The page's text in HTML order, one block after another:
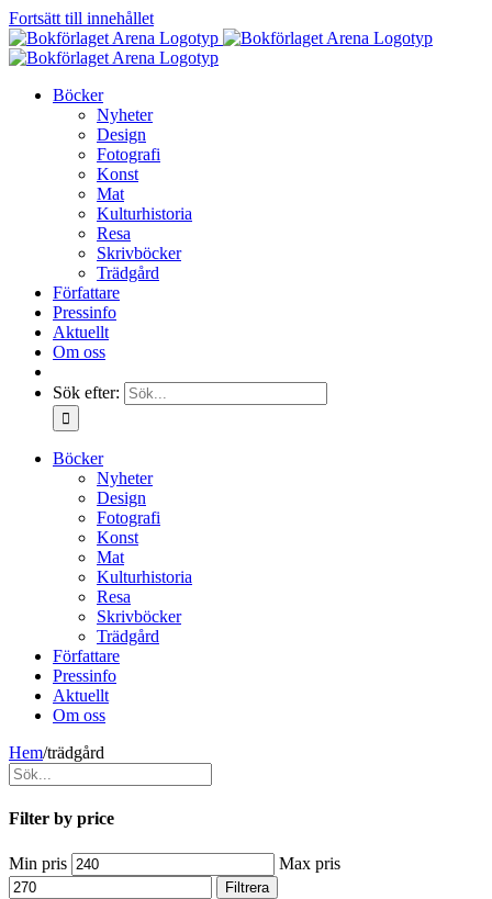
Fortsätt till innehållet
Böcker
Nyheter
Design
Fotografi
Konst
Mat
Kulturhistoria
Resa
Skrivböcker
Trädgård
Författare
Pressinfo
Aktuellt
Om oss
Sök efter:
Böcker
Nyheter
Design
Fotografi
Konst
Mat
Kulturhistoria
Resa
Skrivböcker
Trädgård
Författare
Pressinfo
Aktuellt
Om oss
Hem/trädgård
Filter by price
Min pris Max pris
Filtrera